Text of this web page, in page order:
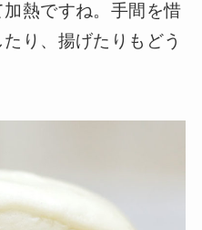
熱ですね。手間を惜
り、揚げたりもどう